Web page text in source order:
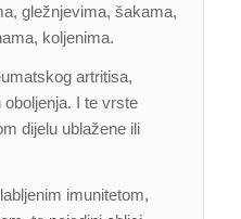
gležnjevima, šakama,
koljenima.
artritisa,
I te vrste
dijelu ublažene ili
imunitetom,